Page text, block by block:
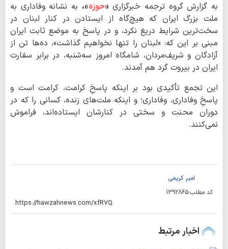
به گزارش گروه ترجمه خبرگزاری «حوزه»، به نشانه وفاداری به
ملت بزرگ ایران که هیچ‌گاه از ایستادن در کنار لبنان در
سخت‌ترین شرایط دریغ نکرد، و در پاسخ به موضع ثابت ایران
مبنی بر این که: «لبنان را تنها نخواهیم گذاشت»، ده‌ها تن از
آزادگان و شریف‌مردان، شامگاه امروز سه‌شنبه، در برابر سفارت
ایران در بیروت گرد هم آمدند.
این تجمع تأکیدی بود بر اینکه پاسخِ کرامت، کرامت است و
پاسخِ وفاداری، وفاداری؛ و اینکه ملت‌های زنده، کسانی را که در
دوران محنت و سختی در کنارشان ایستاده‌اند، فراموش
نمی‌کنند.
امیر کریمی
کد مطلب:1392865
اخبار مرتبط